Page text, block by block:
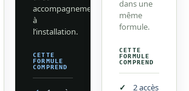
accompagnement
à
l’installation.
CETTE
FORMULE
COMPREND
dans une
même
formule.
CETTE
FORMULE
COMPREND
2 accès